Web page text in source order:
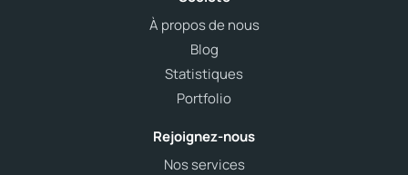
À propos de nous
Blog
Statistiques
Portfolio
Rejoignez-nous
Nos services